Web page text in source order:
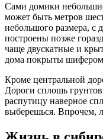
Сами домики
может быть метров
небольшого размера, с
построены позже
чаще двускатные и
дома покрыты
Кроме центральной
Дороги сплошь
распутицу наверное
выберешься. Впрочем,